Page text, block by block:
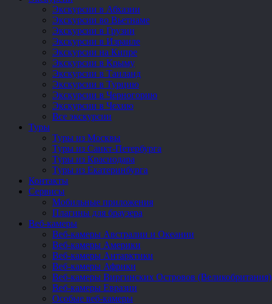
Экскурсии в Абхазии
Экскурсии во Вьетнаме
Экскурсии в Грузии
Экскурсии в Израиле
Экскурсии на Кипре
Экскурсии в Крыму
Экскурсии в Таиланд
Экскурсии в Турцию
Экскурсии в Черногорию
Экскурсии в Чехию
Все экскурсии
Туры
Туры из Москвы
Туры из Санкт-Петербурга
Туры из Краснодара
Туры из Екатеринбурга
Контакты
Сервисы
Мобильные приложения
Плагины для браузера
Веб-камеры
Веб-камеры Австралии и Океании
Веб-камеры Америки
Веб-камеры Антарктики
Веб-камеры Африки
Веб-камеры Виргинских Островов (Великобритания)
Веб-камеры Евразии
Особые веб-камеры